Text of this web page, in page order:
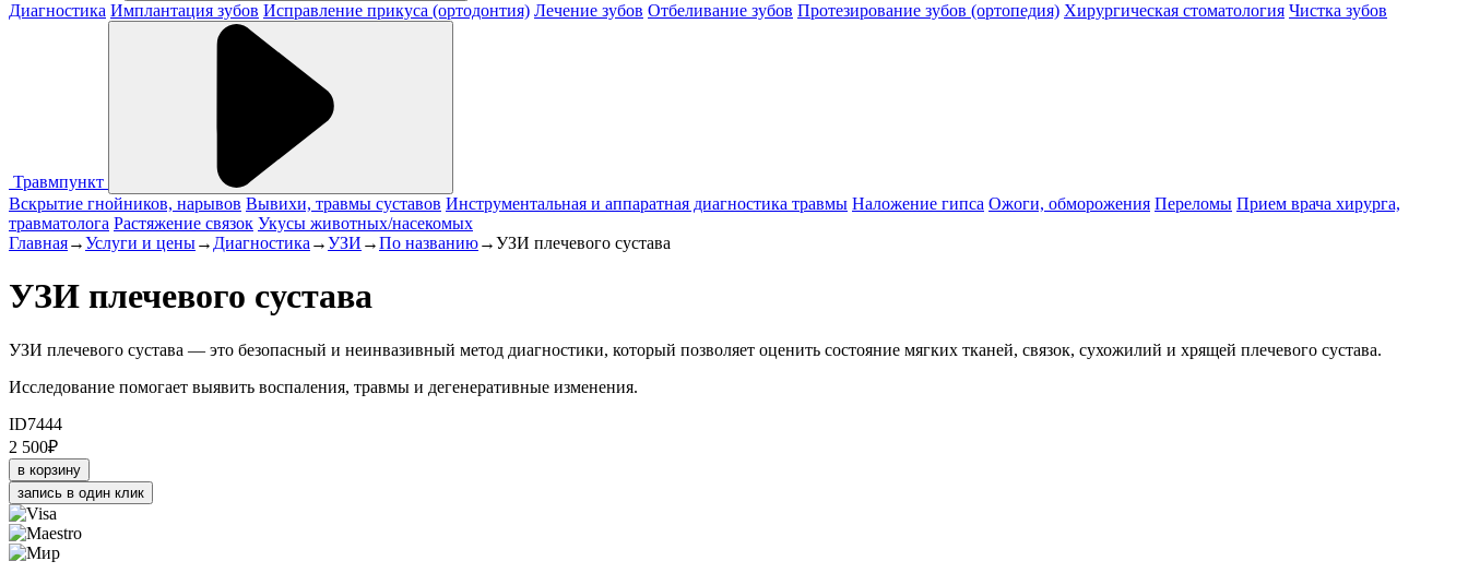
Диагностика Имплантация зубов Исправление прикуса (ортодонтия) Лечение зубов Отбеливание зубов Протезирование зубов (ортопедия) Хирургическая стоматология Чистка зубов
Травмпункт
Вскрытие гнойников, нарывов Вывихи, травмы суставов Инструментальная и аппаратная диагностика травмы Наложение гипса Ожоги, обморожения Переломы Прием врача хирурга,
травматолога Растяжение связок Укусы животных/насекомых
Главная→Услуги и цены→ Диагностика →УЗИ →По названию→УЗИ плечевого сустава
УЗИ плечевого сустава
УЗИ плечевого сустава — это безопасный и неинвазивный метод диагностики, который позволяет оценить состояние мягких тканей, связок, сухожилий и хрящей плечевого сустава.
Исследование помогает выявить воспаления, травмы и дегенеративные изменения.
ID7444
2 500₽
в корзину
запись в один клик